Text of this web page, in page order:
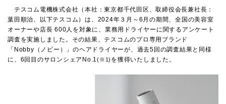
テスコム電機株式会社（本社：東京都千代田区、取締役会長兼社長：
葉田順治、以下テスコム）は、 2024年３月～ 6 月の期間、全国の美容室
オーナーや店長 600人を対象に、業務用ドライヤーに関するアンケート
調査を実施しました。その結果、テスコムのプロ専用ブランド
「 Nobby （ノビー）」のヘアドライヤーが、過去5 回の調査結果と同様
に、 6 回目のサロンシェア No.1(※1) を獲得いたしました。